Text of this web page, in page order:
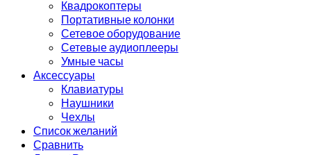
Квадрокоптеры
Портативные колонки
Сетевое оборудование
Сетевые аудиоплееры
Умные часы
Аксессуары
Клавиатуры
Наушники
Чехлы
Список желаний
Сравнить